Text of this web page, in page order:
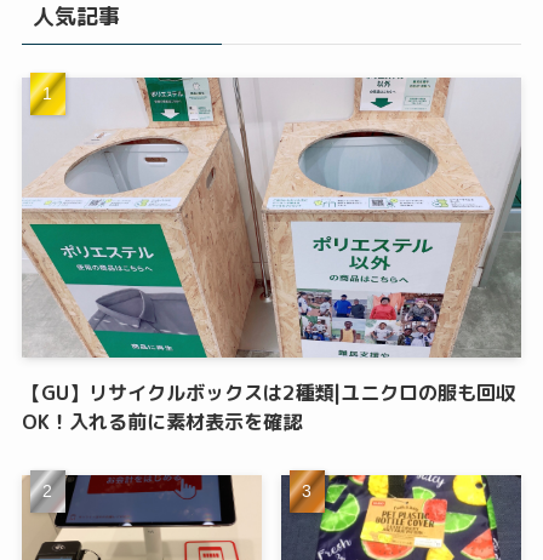
人気記事
【GU】リサイクルボックスは2種類|ユニクロの服も回収
OK！入れる前に素材表示を確認